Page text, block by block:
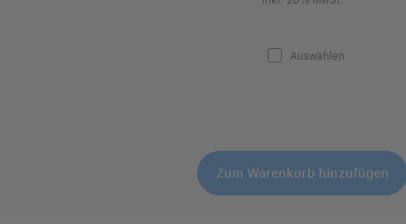
Auswählen
Zum Warenkorb hinzufügen